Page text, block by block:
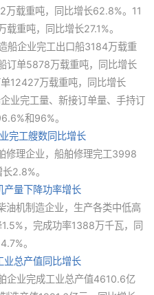
万载重吨，同比增长62.8%。11
重吨，同比增长27.1%。
船企业完工出口船3184万载重
订单5878万载重吨，同比增长
12427万载重吨，同比增长
业完工量、新接订单量、手持订
和96%。
完工艘数同比增长
修理企业，船舶修理完工3998
2.8%。
产量下降功率增长
油机制造企业，生产各类中低高
，完成功率1388万千瓦，同
。
业总产值同比增长
企业完成工业总产值4610.6亿